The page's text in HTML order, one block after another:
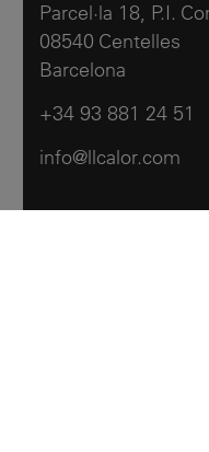
Parcel·la 18, P.I.
08540 Centelles
Barcelona
+34 93 881 24 51
info@llcalor.com